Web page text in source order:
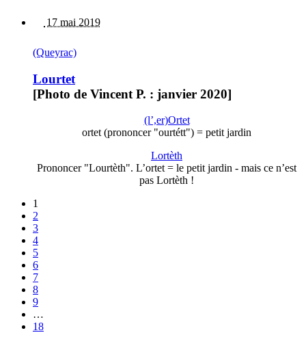
17 mai 2019
(Queyrac)
Lourtet
[Photo de Vincent P. : janvier 2020]
(l’,er)Ortet
ortet (prononcer "ourtétt") = petit jardin
Lortèth
Prononcer "Lourtèth". L’ortet = le petit jardin - mais ce n’est
pas Lortèth !
1
2
3
4
5
6
7
8
9
…
18